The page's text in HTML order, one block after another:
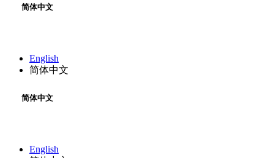
简体中文
English
简体中文
简体中文
English